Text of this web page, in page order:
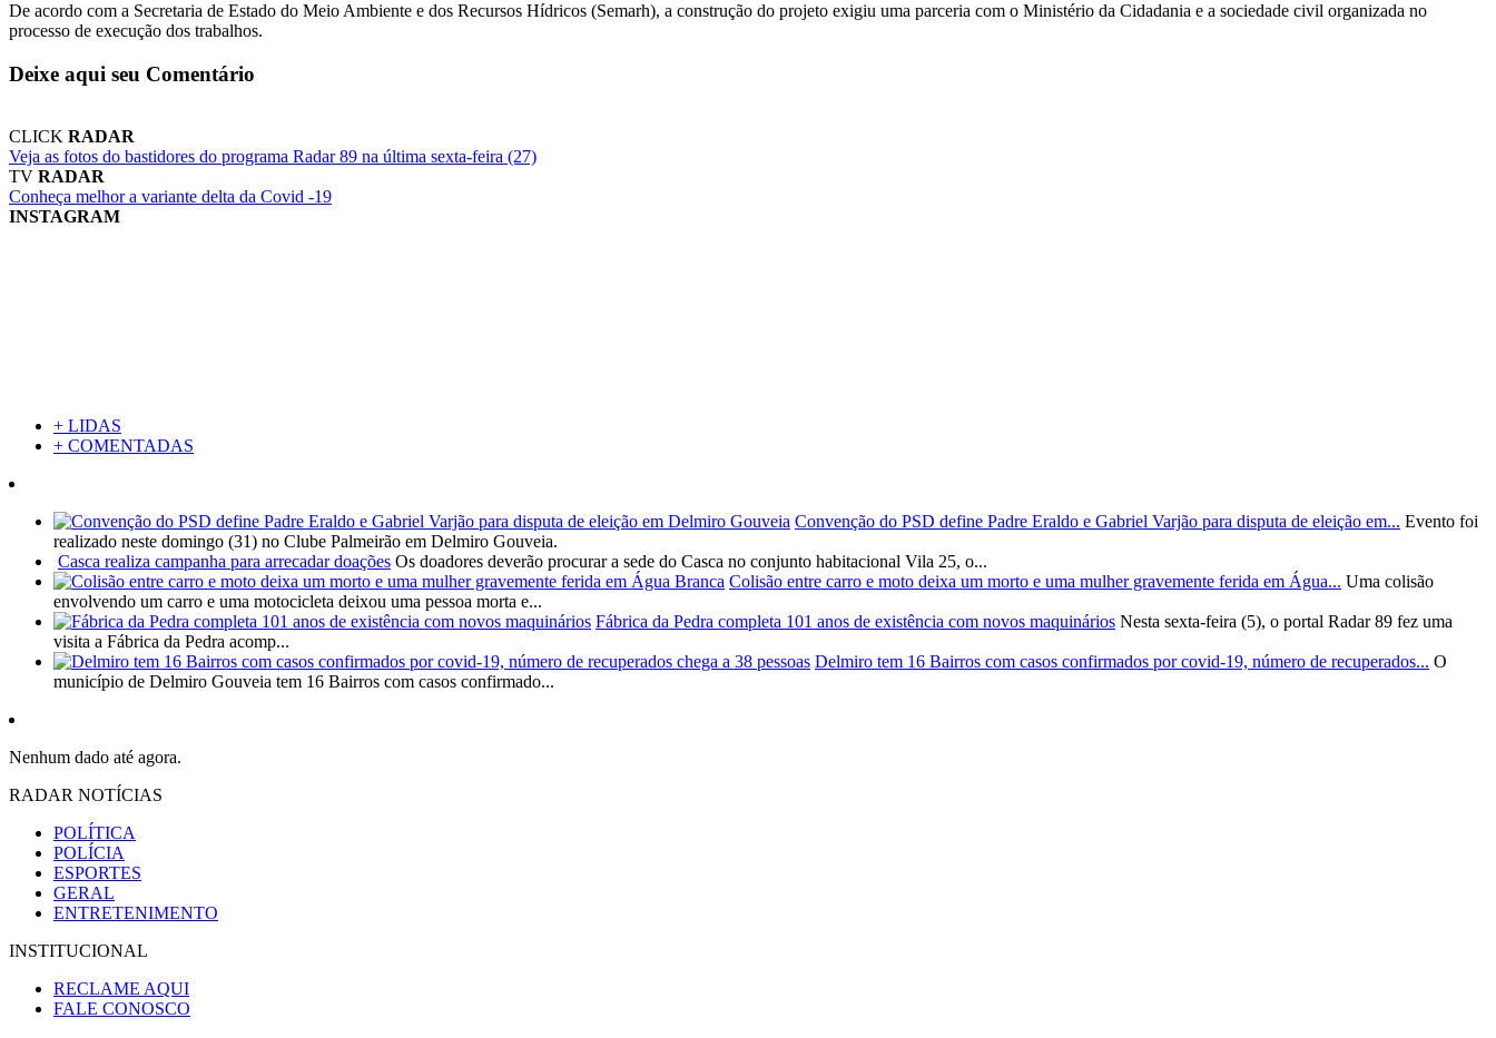
De acordo com a Secretaria de Estado do Meio Ambiente e dos Recursos Hídricos (Semarh), a construção do projeto exigiu uma parceria com o Ministério da Cidadania e a sociedade civil organizada no
processo de execução dos trabalhos.
Deixe aqui seu Comentário
CLICK RADAR
Veja as fotos do bastidores do programa Radar 89 na última sexta-feira (27)
TV RADAR
Conheça melhor a variante delta da Covid -19
INSTAGRAM
+ LIDAS
+ COMENTADAS
Convenção do PSD define Padre Eraldo e Gabriel Varjão para disputa de eleição em... Evento foi
realizado neste domingo (31) no Clube Palmeirão em Delmiro Gouveia.
Casca realiza campanha para arrecadar doações Os doadores deverão procurar a sede do Casca no conjunto habitacional Vila 25, o...
Colisão entre carro e moto deixa um morto e uma mulher gravemente ferida em Água... Uma colisão
envolvendo um carro e uma motocicleta deixou uma pessoa morta e...
Fábrica da Pedra completa 101 anos de existência com novos maquinários Nesta sexta-feira (5), o portal Radar 89 fez uma
visita a Fábrica da Pedra acomp...
Delmiro tem 16 Bairros com casos confirmados por covid-19, número de recuperados... O
município de Delmiro Gouveia tem 16 Bairros com casos confirmado...
Nenhum dado até agora.
RADAR NOTÍCIAS
POLÍTICA
POLÍCIA
ESPORTES
GERAL
ENTRETENIMENTO
INSTITUCIONAL
RECLAME AQUI
FALE CONOSCO